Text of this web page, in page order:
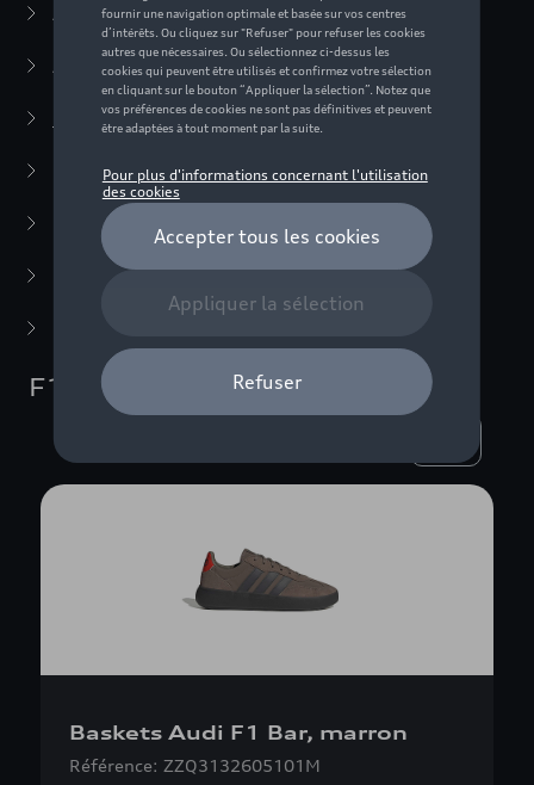
Audi Sport Collection(63)
ADUI collection(10)
F1 Collection(76)
Vêtements (50)
Accessoires
Miniatures(22)
F1 Collection
Baskets Audi F1 Bar, marron
Référence: ZZQ3132605101M